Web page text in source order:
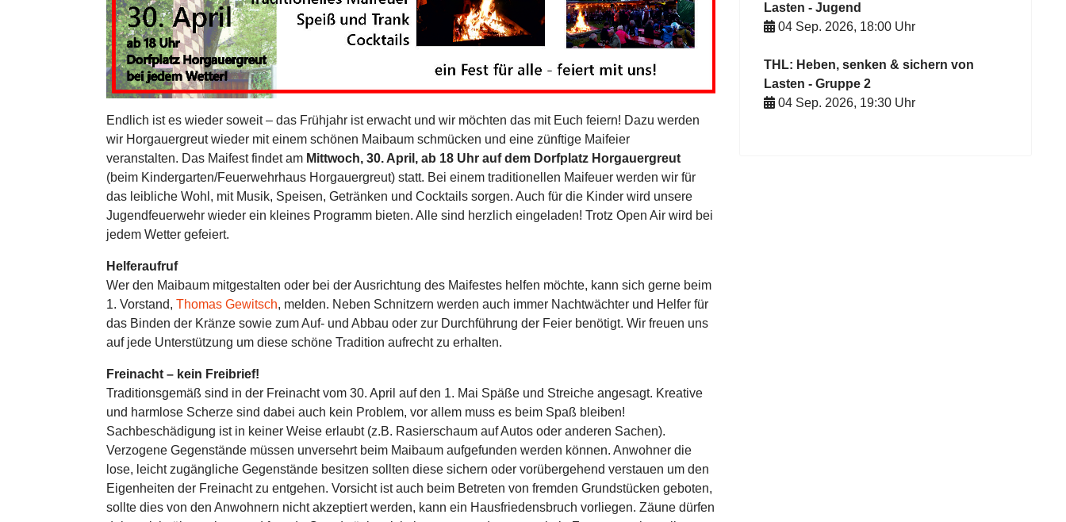
Endlich ist es wieder soweit – das Frühjahr ist erwacht und wir möchten das mit Euch feiern! Dazu werden
wir Horgauergreut wieder mit einem schönen Maibaum schmücken und eine zünftige Maifeier
veranstalten. Das Maifest findet am Mittwoch, 30. April, ab 18 Uhr auf dem Dorfplatz Horgauergreut
(beim Kindergarten/Feuerwehrhaus Horgauergreut) statt. Bei einem traditionellen Maifeuer werden wir für
das leibliche Wohl, mit Musik, Speisen, Getränken und Cocktails sorgen. Auch für die Kinder wird unsere
Jugendfeuerwehr wieder ein kleines Programm bieten. Alle sind herzlich eingeladen! Trotz Open Air wird bei
jedem Wetter gefeiert.
Helferaufruf
Wer den Maibaum mitgestalten oder bei der Ausrichtung des Maifestes helfen möchte, kann sich gerne beim
1. Vorstand,Thomas Gewitsch, melden. Neben Schnitzern werden auch immer Nachtwächter und Helfer für
das Binden der Kränze sowie zum Auf- und Abbau oder zur Durchführung der Feier benötigt. Wir freuen uns
auf jede Unterstützung um diese schöne Tradition aufrecht zu erhalten.
Freinacht – kein Freibrief!
Traditionsgemäß sind in der Freinacht vom 30. April auf den 1. Mai Späße und Streiche angesagt. Kreative
und harmlose Scherze sind dabei auch kein Problem, vor allem muss es beim Spaß bleiben!
Sachbeschädigung ist in keiner Weise erlaubt (z.B. Rasierschaum auf Autos oder anderen Sachen).
Verzogene Gegenstände müssen unversehrt beim Maibaum aufgefunden werden können. Anwohner die
lose, leicht zugängliche Gegenstände besitzen sollten diese sichern oder vorübergehend verstauen um den
Eigenheiten der Freinacht zu entgehen. Vorsicht ist auch beim Betreten von fremden Grundstücken geboten,
sollte dies von den Anwohnern nicht akzeptiert werden, kann ein Hausfriedensbruch vorliegen. Zäune dürfen
Lasten - Jugend
04 Sep. 2026, 18:00 Uhr
THL: Heben, senken & sichern von
Lasten - Gruppe 2
04 Sep. 2026, 19:30 Uhr